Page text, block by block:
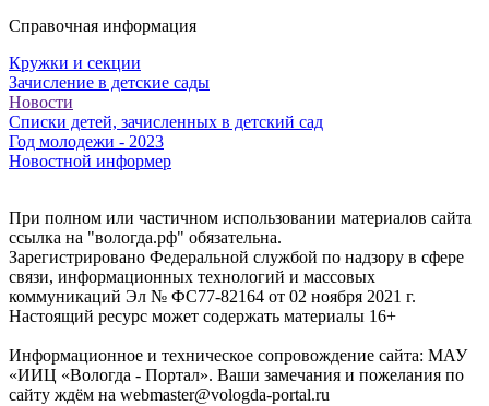
Справочная информация
Кружки и секции
Зачисление в детские сады
Новости
Списки детей, зачисленных в детский сад
Год молодежи - 2023
Новостной информер
При полном или частичном использовании материалов сайта
ссылка на "вологда.рф" обязательна.
Зарегистрировано Федеральной службой по надзору в сфере
связи, информационных технологий и массовых
коммуникаций Эл № ФС77-82164 от 02 ноября 2021 г.
Настоящий ресурс может содержать материалы 16+
Информационное и техническое сопровождение сайта: МАУ
«ИИЦ «Вологда - Портал». Ваши замечания и пожелания по
сайту ждём на webmaster@vologda-portal.ru